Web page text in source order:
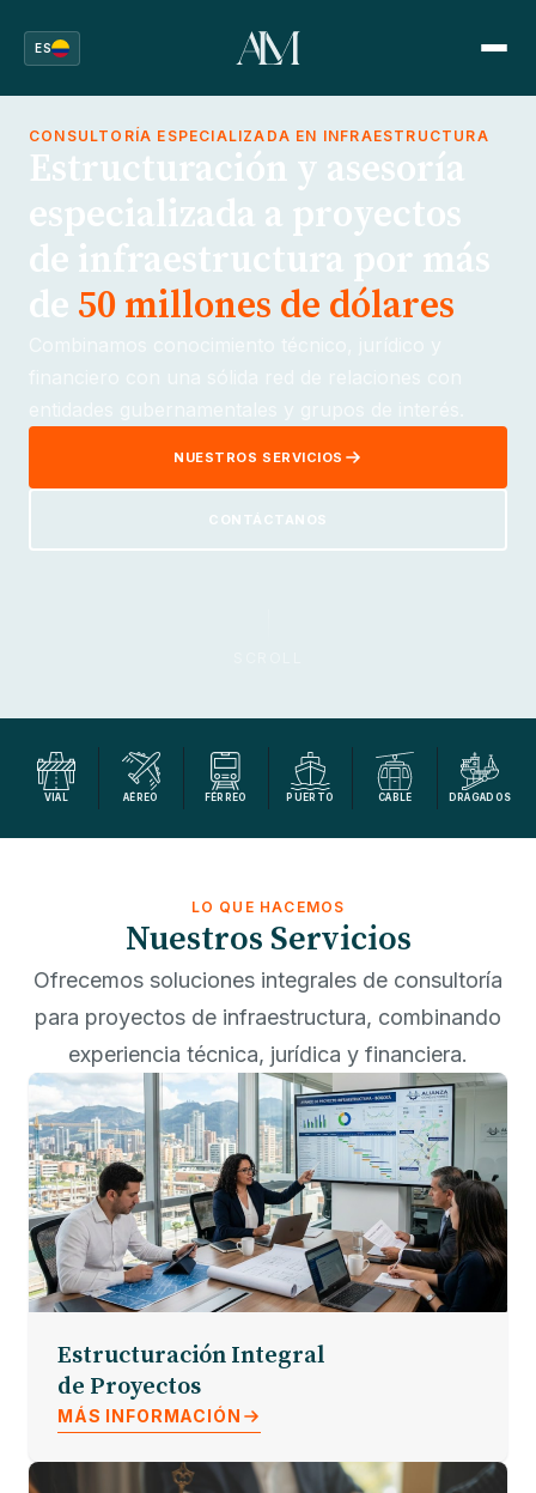
ES
CONSULTORÍA ESPECIALIZADA EN INFRAESTRUCTURA
Estructuración y asesoría
especializada a proyectos
de infraestructura por más
de 50 millones de dólares
NUESTROS SERVICIOS
CONTÁCTANOS
VIAL AÉREO FÉRREO PUERTO CABLE DRAGADOS
LO QUE HACEMOS
Nuestros Servicios
Ofrecemos soluciones integrales de consultoría
para proyectos de infraestructura, combinando
experiencia técnica, jurídica y financiera.
Estructuración Integral
de Proyectos
MÁS INFORMACIÓN